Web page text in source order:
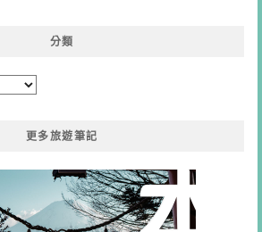
分類
更多旅遊筆記